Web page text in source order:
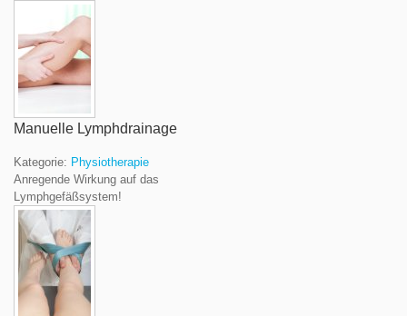
Manuelle Lymphdrainage
Kategorie: Physiotherapie
Anregende Wirkung auf das
Lymphgefäßsystem!